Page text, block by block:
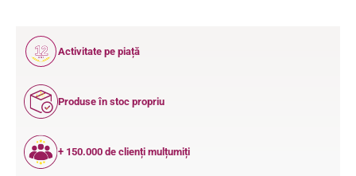
12
ANI
Activitate pe piață
Produse în stoc propriu
+ 150.000 de clienți mulțumiți